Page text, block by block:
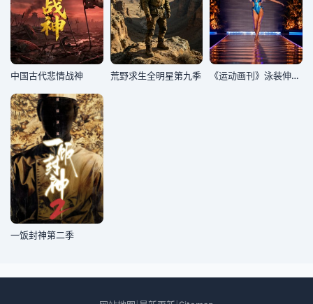
中国古代悲情战神 荒野求生全明星第九季 《运动画刊》泳装伸展台
一饭封神第二季